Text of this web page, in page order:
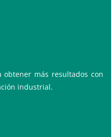
más resultados con
industrial.